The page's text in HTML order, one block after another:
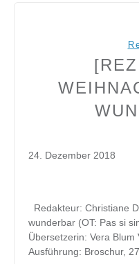
24. Dezember 2018
Redakteur: Christiane
wunderbar (OT: Pas si
Übersetzerin: Vera
Ausführung: Broschur,